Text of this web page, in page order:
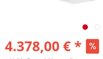
4.378,00 € *